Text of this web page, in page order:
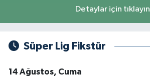
Detaylar için tıklayın
Süper Lig Fikstür
14 Ağustos, Cuma